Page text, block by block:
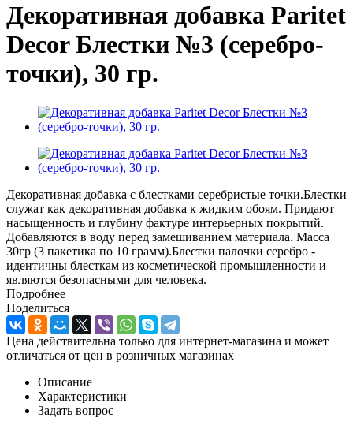
Декоративная добавка Paritet
Decor Блестки №3 (серебро-
точки), 30 гр.
Декоративная добавка с блестками серебристые точки.Блестки
служат как декоративная добавка к жидким обоям. Придают
насыщенность и глубину фактуре интерьерных покрытий.
Добавляются в воду перед замешиванием материала. Масса
30гр (3 пакетика по 10 грамм).Блестки палочки серебро -
идентичны блесткам из косметической промышленности и
являются безопасными для человека.
Подробнее
Поделиться
Цена действительна только для интернет-магазина и может
отличаться от цен в розничных магазинах
Описание
Характеристики
Задать вопрос